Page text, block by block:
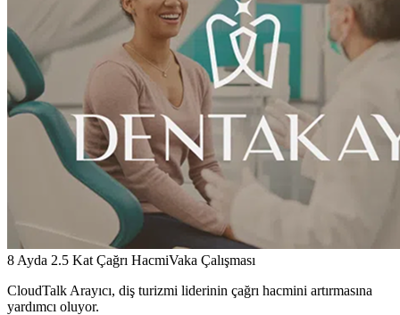
8 Ayda 2.5 Kat Çağrı HacmiVaka Çalışması
CloudTalk Arayıcı, diş turizmi liderinin çağrı hacmini artırmasına
yardımcı oluyor.